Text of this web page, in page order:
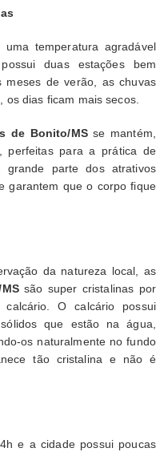
temperatura agradável
duas estações bem
de verão, as chuvas
os dias ficam mais secos.
de Bonito/MSse mantém,
perfeitas para a prática de
grande parte dos atrativos
garantem que o corpo fique
da natureza local, as
MSsão super cristalinas por
O calcário possui
que estão na água,
os naturalmente no fundo
tão cristalina e não é
e a cidade possui poucas